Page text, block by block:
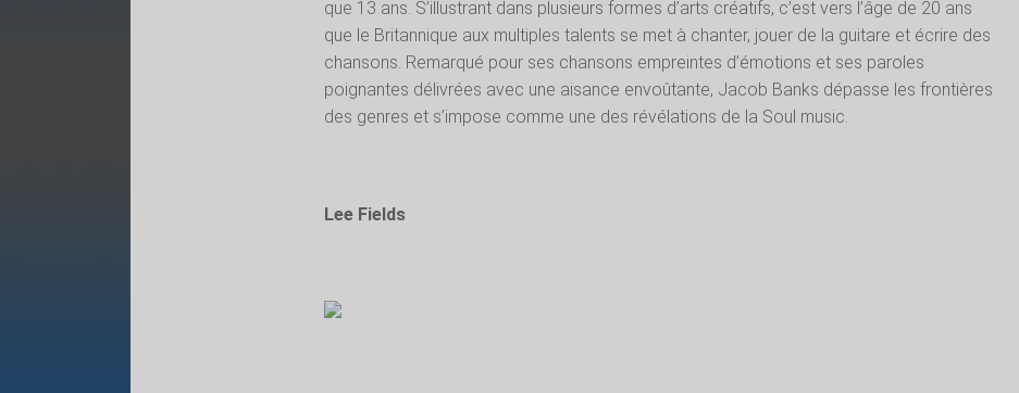
que 13 ans. S’illustrant dans plusieurs formes d’arts créatifs, c’est vers l’âge de 20 ans
que le Britannique aux multiples talents se met à chanter, jouer de la guitare et écrire des
chansons. Remarqué pour ses chansons empreintes d’émotions et ses paroles
poignantes délivrées avec une aisance envoûtante, Jacob Banks dépasse les frontières
des genres et s’impose comme une des révélations de la Soul music.
Lee Fields